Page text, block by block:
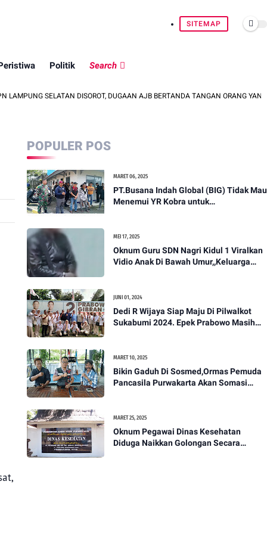
SITEMAP
Politik Search
DISOROT, DUGAAN AJB BERTANDA TANGAN ORANG YANG TELAH
POPULER POS
MARET 06, 2025
PT.Busana Indah Global (BIG) Tidak Mau
Menemui YR Kobra untuk
MEI 17, 2025
Oknum Guru SDN Nagri Kidul 1 Viralkan
Vidio Anak Di Bawah Umur,,Keluarga
JUNI 01, 2024
Dedi R Wijaya Siap Maju Di Pilwalkot
Sukabumi 2024. Epek Prabowo Masih
MARET 10, 2025
Bikin Gaduh Di Sosmed,Ormas Pemuda
Pancasila Purwakarta Akan Somasi
MARET 25, 2025
Oknum Pegawai Dinas Kesehatan
Diduga Naikkan Golongan Secara